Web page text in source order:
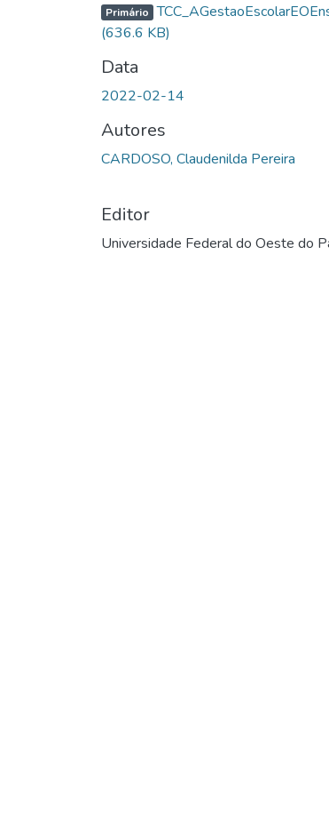
Primário
(636.6 KB)
Data
2022-02-14
Autores
CARDOSO, Claudenilda Pereira
Editor
Universidade Federal do Oeste do